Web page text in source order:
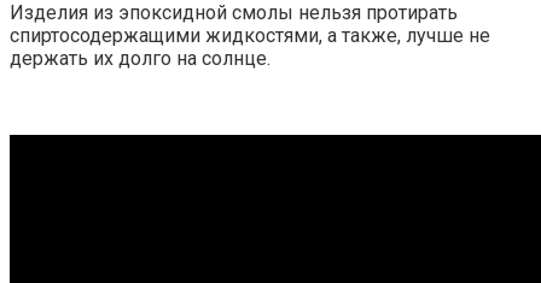
Изделия из эпоксидной смолы нельзя протирать
спиртосодержащими жидкостями, а также, лучше не
держать их долго на солнце.